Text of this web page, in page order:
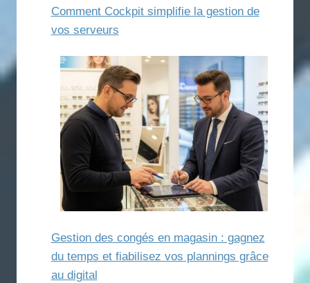
Comment Cockpit simplifie la gestion de
vos serveurs
Gestion des congés en magasin : gagnez
du temps et fiabilisez vos plannings grâce
au digital